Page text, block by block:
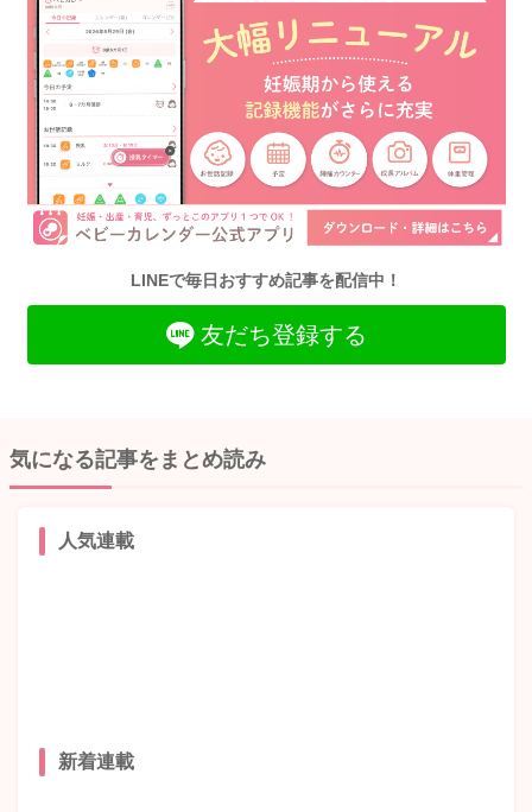
LINEで毎日おすすめ記事を配信中！
友だち登録する
気になる記事をまとめ読み
人気連載
新着連載